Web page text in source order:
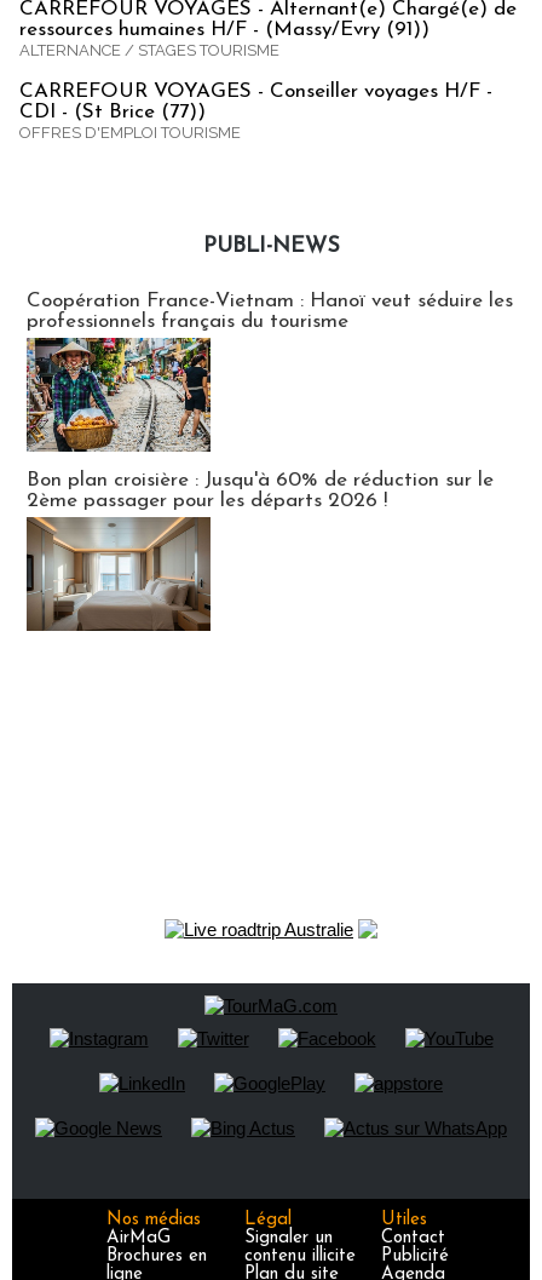
CARREFOUR VOYAGES - Alternant(e) Chargé(e) de
ressources humaines H/F - (Massy/Evry (91))
ALTERNANCE / STAGES TOURISME
CARREFOUR VOYAGES - Conseiller voyages H/F -
CDI - (St Brice (77))
OFFRES D'EMPLOI TOURISME
PUBLI-NEWS
Coopération France-Vietnam : Hanoï veut séduire les
professionnels français du tourisme
Bon plan croisière : Jusqu'à 60% de réduction sur le
2ème passager pour les départs 2026 !
Nos médias
AirMaG
Brochures en
ligne
Légal
Signaler un
contenu illicite
Plan du site
Utiles
Contact
Publicité
Agenda